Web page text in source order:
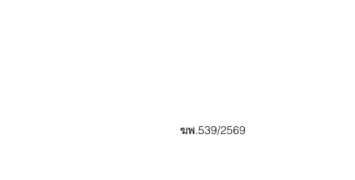
ฆพ.539/2569